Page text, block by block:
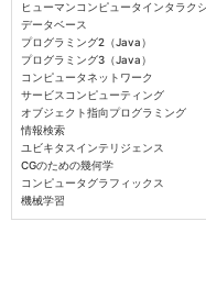
ヒューマンコンピュータインタラク
データベース
プログラミング2（Java）
プログラミング3（Java）
コンピュータネットワーク
サービスコンピューティング
オブジェクト指向プログラミング
情報検索
ユビキタスインテリジェンス
CGのための幾何学
コンピュータグラフィックス
機械学習